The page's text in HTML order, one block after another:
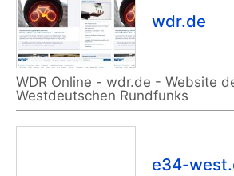
wdr.de
WDR Online - wdr.de - Website
Westdeutschen Rundfunks
e34-